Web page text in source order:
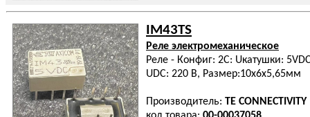
IM43TS
Реле электромеханическое
Реле - Конфиг: 2C: Uкатушки:
UDC: 220 В, Размер:10x6x5,65мм
Производитель: TE CONNECTIVITY